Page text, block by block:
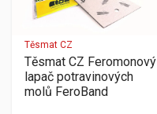
Těsmat CZ
Těsmat CZ Feromonový
lapač potravinových
molů FeroBand